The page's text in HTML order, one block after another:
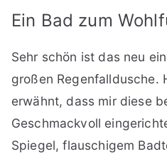
Ein Bad zum
Sehr schön ist das neu
großen Regenfalldusche.
erwähnt, dass mir diese
Geschmackvoll
Spiegel, flauschigem